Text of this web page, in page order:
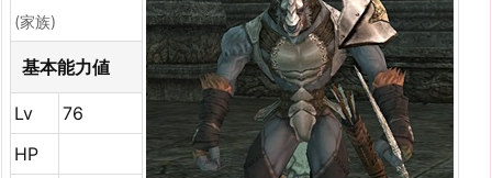
(家族)
基本能力値
Lv
76
HP